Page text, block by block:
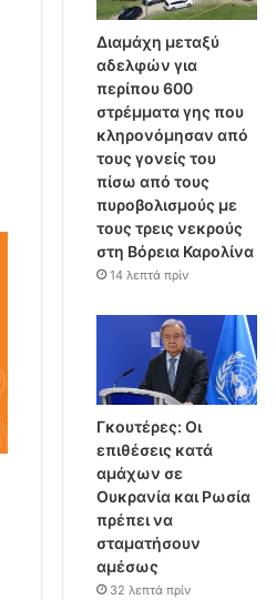
Διαμάχη μεταξύ
αδελφών για
περίπου 600
στρέμματα γης που
κληρονόμησαν από
τους γονείς του
πίσω από τους
πυροβολισμούς με
τους τρεις νεκρούς
στη Βόρεια Καρολίνα
14 λεπτά πρίν
Γκουτέρες: Οι
επιθέσεις κατά
αμάχων σε
Ουκρανία και Ρωσία
πρέπει να
σταματήσουν
αμέσως
32 λεπτά πρίν